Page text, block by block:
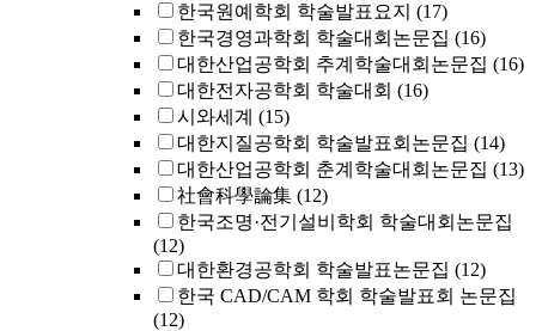
한국원예학회 학술발표요지 (17)
한국경영과학회 학술대회논문집 (16)
대한산업공학회 추계학술대회논문집 (16)
대한전자공학회 학술대회 (16)
시와세계 (15)
대한지질공학회 학술발표회논문집 (14)
대한산업공학회 춘계학술대회논문집 (13)
社會科學論集 (12)
한국조명·전기설비학회 학술대회논문집
(12)
대한환경공학회 학술발표논문집 (12)
한국 CAD/CAM 학회 학술발표회 논문집
(12)